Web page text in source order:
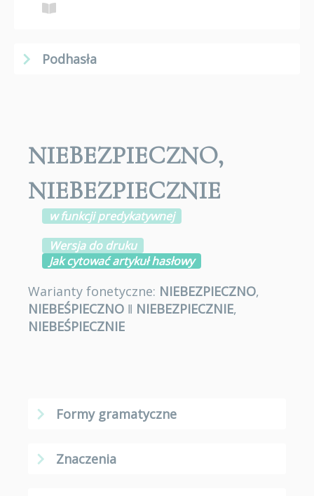
Podhasła
NIEBEZPIECZNO,
NIEBEZPIECZNIE
w funkcji predykatywnej
Wersja do druku
Jak cytować artykuł hasłowy
Warianty fonetyczne: NIEBEZPIECZNO,
NIEBEŚPIECZNO ǁ NIEBEZPIECZNIE,
NIEBEŚPIECZNIE
Formy gramatyczne
Znaczenia